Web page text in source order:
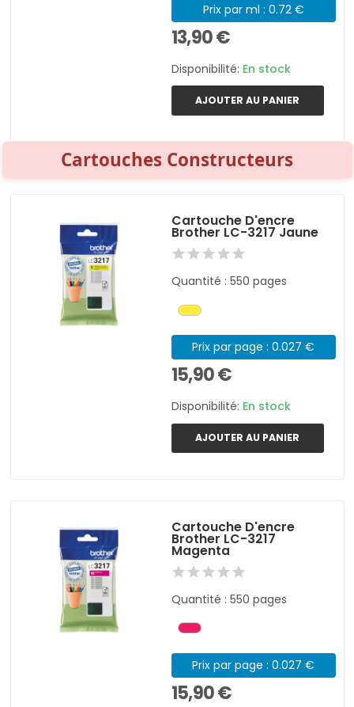
Prix par ml : 0.72 €
13,90 €
Disponibilité: En stock
AJOUTER AU PANIER
Cartouches Constructeurs
Cartouche D'encre
Brother LC-3217 Jaune
Quantité : 550 pages
Prix par page : 0.027 €
15,90 €
Disponibilité: En stock
AJOUTER AU PANIER
Cartouche D'encre
Brother LC-3217
Magenta
Quantité : 550 pages
Prix par page : 0.027 €
15,90 €